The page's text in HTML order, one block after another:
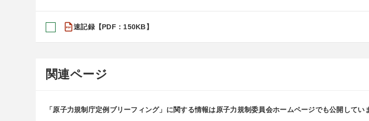
速記録【PDF：150KB】
関連ページ
「原子力規制庁定例ブリーフィング」に関する情報は原子力規制委員会ホームページでも公開してい